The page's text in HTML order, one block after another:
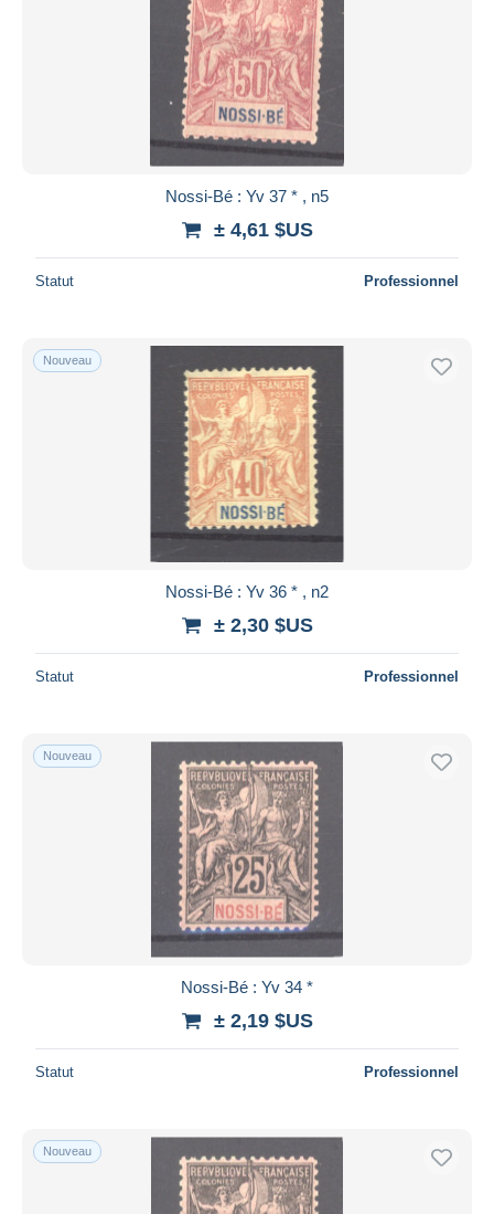
Nossi-Bé : Yv 37 * , n5
± 4,61 $US
Statut Professionnel
Nouveau
Nossi-Bé : Yv 36 * , n2
± 2,30 $US
Statut Professionnel
Nouveau
Nossi-Bé : Yv 34 *
± 2,19 $US
Statut Professionnel
Nouveau